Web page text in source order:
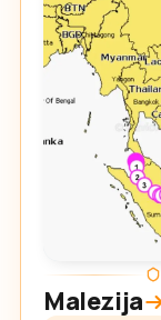
Malezija